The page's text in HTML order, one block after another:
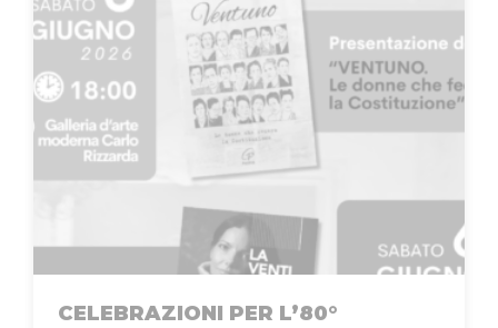
CELEBRAZIONI PER L’80°